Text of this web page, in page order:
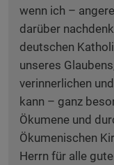
wenn ich –
darüber
deutschen
unseres
verinnerlichen
kann – ganz
Ökumene und
Ökumenischen
Herrn für alle